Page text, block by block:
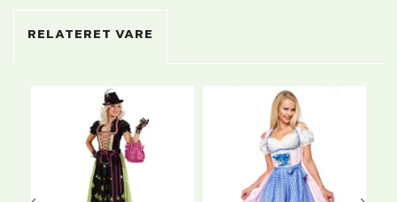
RELATERET VARE